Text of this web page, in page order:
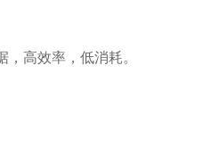
高效率，低消耗。